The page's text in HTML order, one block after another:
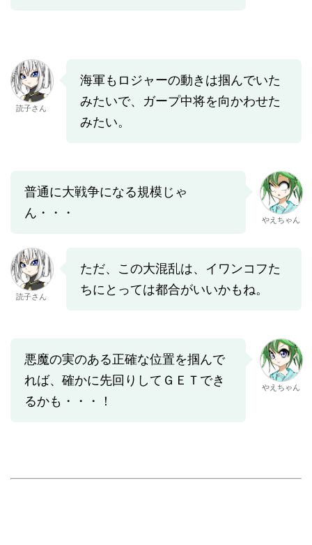
読子さん
海軍もロジャーの動きは掴んでいた
みたいで、ガープ中将を向かわせた
みたい。
普通に大戦争になる規模じゃ
ん・・・
やえちゃん
読子さん
ただ、この大混乱は、イワンコフた
ちにとっては都合がいいかもね。
悪魔の実のある正確な位置を掴んで
れば、確かに先回りしてＧＥＴでき
るかも・・・！
やえちゃん